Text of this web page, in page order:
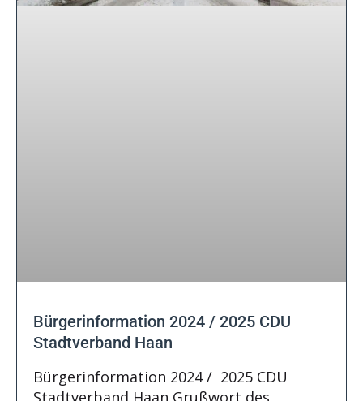
Bürgerinformation 2024 / 2025 CDU
Stadtverband Haan
Bürgerinformation 2024 / 2025 CDU
Stadtverband Haan Grußwort des